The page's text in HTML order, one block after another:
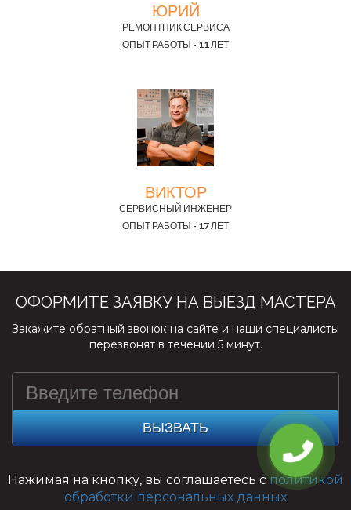
ЮРИЙ
РЕМОНТНИК СЕРВИСА
ОПЫТ РАБОТЫ - 11 ЛЕТ
ВИКТОР
СЕРВИСНЫЙ ИНЖЕНЕР
ОПЫТ РАБОТЫ - 17 ЛЕТ
ОФОРМИТЕ ЗАЯВКУ НА ВЫЕЗД МАСТЕРА
Закажите обратный звонок на сайте и наши специалисты
перезвонят в течении 5 минут.
ВЫЗВАТЬ
Нажимая на кнопку, вы соглашаетесь сполитикой
обработки персональных данных